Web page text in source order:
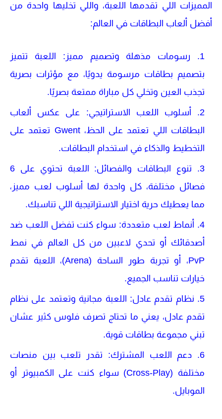
المميزات اللي تقدمها اللعبة، واللي تخليها واحدة من
أفضل ألعاب البطاقات في العالم:
رسومات مذهلة وتصميم مميز : اللعبة تتميز
بتصميم بطاقات مرسومة يدويًا، مع مؤثرات بصرية
تجذب العين وتخلي كل مباراة ممتعة بصريًا.
أسلوب اللعب الاستراتيجي: على عكس ألعاب
البطاقات اللي تعتمد على الحظ،Gwent تعتمد على
التخطيط والذكاء في استخدام البطاقات.
تنوع البطاقات والفصائل
: اللعبة تحتوي على 6
فصائل مختلفة، كل واحدة لها أسلوب لعب مميز،
مما يعطيك حرية اختيار الاستراتيجية اللي تناسبك.
أنماط لعب متعددة: سواء كنت تفضل اللعب ضد
أصدقائك أو تحدي لاعبين من كل العالم في نمط
PvP، أو تجربة طور الساحة (Arena)
، اللعبة تقدم
خيارات تناسب الجميع.
نظام تقدم عادل: اللعبة مجانية وتعتمد على نظام
تقدم عادل، يعني ما تحتاج تصرف فلوس كثير عشان
تبني مجموعة بطاقات قوية.
دعم اللعب المشترك: تقدر تلعب بين منصات
مختلفة (Cross-Play) سواء كنت على الكمبيوتر أو
الموبايل.